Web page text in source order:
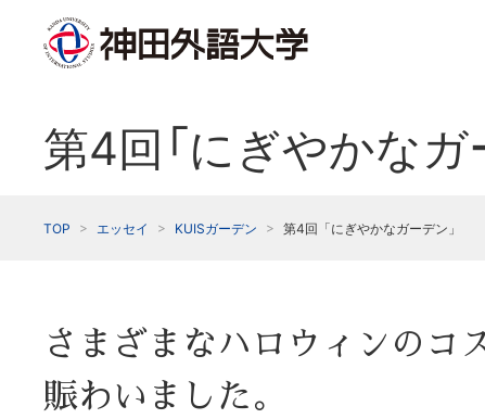
第4回「にぎやかなガ
TOP エッセイ KUISガーデン 第4回「にぎやかなガーデン」
さまざまなハロウィンのコ
賑わいました。